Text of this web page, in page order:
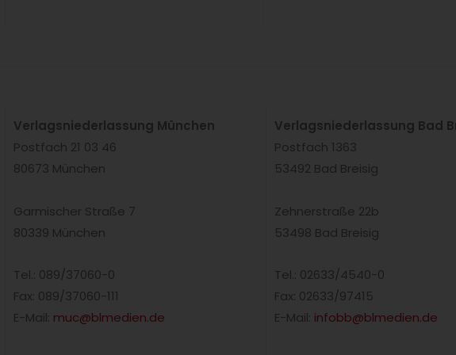
Verlagsniederlassung München
Postfach 21 03 46
80673 München
Garmischer Straße 7
80339 München
Tel.: 089/37060-0
Fax: 089/37060-111
E-Mail: muc@blmedien.de
Verlagsniederlassung Bad
Postfach 1363
53492 Bad Breisig
Zehnerstraße 22b
53498 Bad Breisig
Tel.: 02633/4540-0
Fax: 02633/97415
E-Mail: infobb@blmedien.de